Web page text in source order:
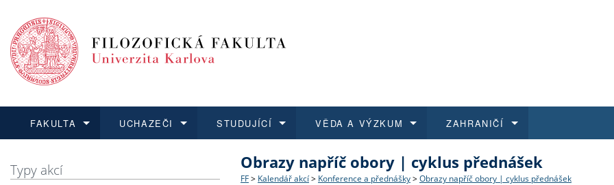
FAKULTA
Struktura a historie
UCHAZEČI
Co studovat a jak se přihlásit
STUDUJÍCÍ
Bakalářské a magisterské studium
VĚDA A VÝZKUM
O vědě a výzkumu na FF UK
ZAHRANIČÍ
Aktuální nabídky a výběrová řízení
Typy akcí Obrazy napříč obory | cyklus přednášek
FF > Kalendář akcí > Konference a přednášky > Obrazy napříč obory | cyklus přednášek